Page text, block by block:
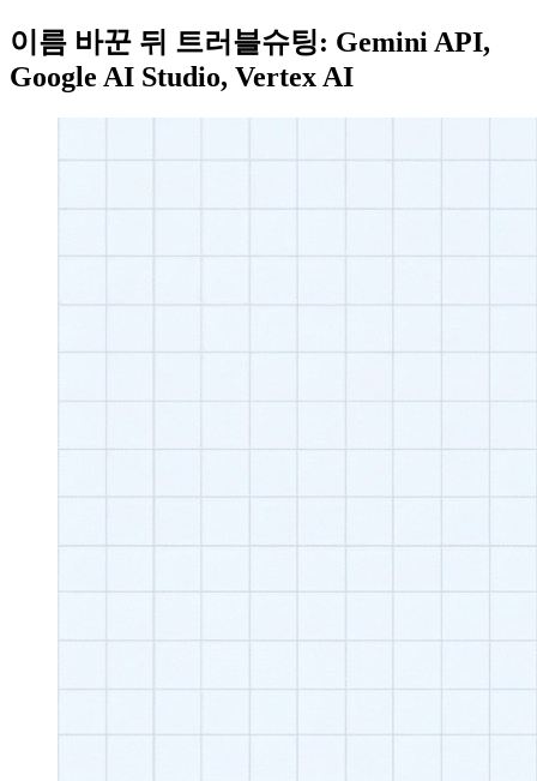
이름 바꾼 뒤 트러블슈팅: Gemini API,
Google AI Studio, Vertex AI